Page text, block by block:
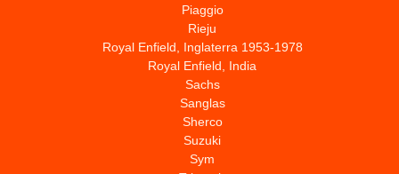
Piaggio
Rieju
Royal Enfield, Inglaterra 1953-1978
Royal Enfield, India
Sachs
Sanglas
Sherco
Suzuki
Sym